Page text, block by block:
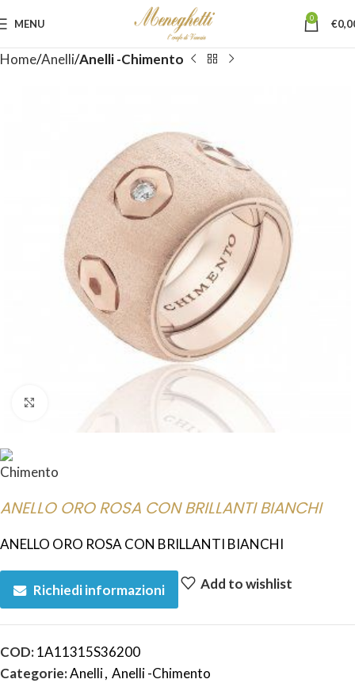
MENU 0 €
Home Anelli Anelli -Chimento
ANELLO ORO ROSA CON BRILLANTI BIANCHI
ANELLO ORO ROSA CON BRILLANTI BIANCHI
Richiedi informazioni Add to wishlist
COD:1A11315S36200
Categorie:Anelli, Anelli -Chimento